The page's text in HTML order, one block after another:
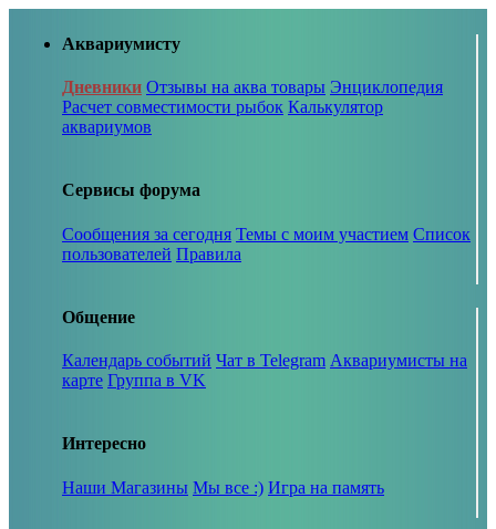
Аквариумисту
Дневники Отзывы на аква товары Энциклопедия
Расчет совместимости рыбок Калькулятор
аквариумов
Сервисы форума
Сообщения за сегодня Темы с моим участием Список
пользователей Правила
Общение
Календарь событий Чат в Telegram Аквариумисты на
карте Группа в VK
Интересно
Наши Магазины Мы все :) Игра на память